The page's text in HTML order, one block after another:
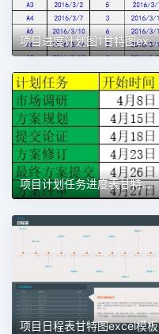
项目进度计划图1甘特图excel模板
项目计划任务进度表甘特图1甘特图excel模板
项目日程表甘特图excel模板